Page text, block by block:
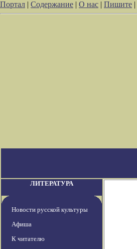
Портал | Содержание | О нас | Пишите |
ЛИТЕРАТУРА
Новости русской культуры
Афиша
К читателю